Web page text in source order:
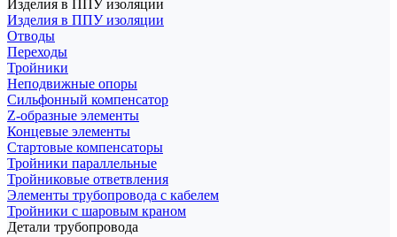
Изделия в ППУ изоляции
Изделия в ППУ изоляции
Отводы
Переходы
Тройники
Неподвижные опоры
Cильфонный компенсатор
Z-образные элементы
Концевые элементы
Стартовые компенсаторы
Тройники параллельные
Тройниковые ответвления
Элементы трубопровода с кабелем
Тройники с шаровым краном
Детали трубопровода